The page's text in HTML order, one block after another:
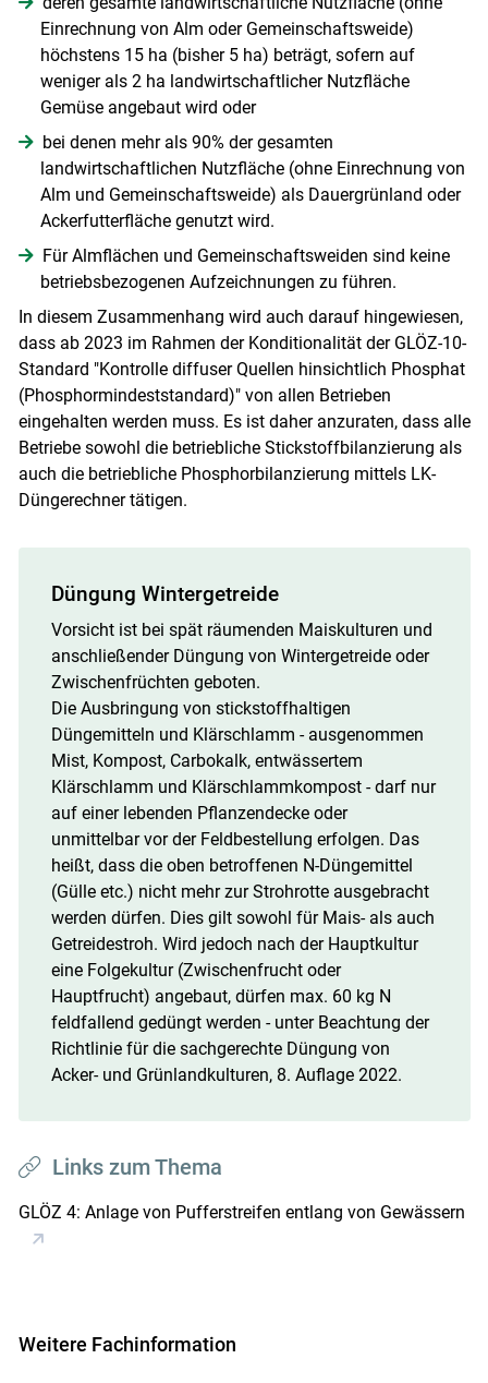
Einrechnung von Alm oder Gemeinschaftsweide)
höchstens 15 ha (bisher 5 ha) beträgt, sofern auf
weniger als 2 ha landwirtschaftlicher Nutzfläche
Gemüse angebaut wird oder
bei denen mehr als 90% der gesamten
landwirtschaftlichen Nutzfläche (ohne Einrechnung von
Alm und Gemeinschaftsweide) als Dauergrünland oder
Ackerfutterfläche genutzt wird.
Für Almflächen und Gemeinschaftsweiden sind keine
betriebsbezogenen Aufzeichnungen zu führen.
In diesem Zusammenhang wird auch darauf hingewiesen,
dass ab 2023 im Rahmen der Konditionalität der GLÖZ-10-
Standard "Kontrolle diffuser Quellen hinsichtlich Phosphat
(Phosphormindeststandard)" von allen Betrieben
eingehalten werden muss. Es ist daher anzuraten, dass alle
Betriebe sowohl die betriebliche Stickstoffbilanzierung als
auch die betriebliche Phosphorbilanzierung mittels LK-
Düngerechner tätigen.
Düngung Wintergetreide
Vorsicht ist bei spät räumenden Maiskulturen und
anschließender Düngung von Wintergetreide oder
Zwischenfrüchten geboten.
Die Ausbringung von stickstoffhaltigen
Düngemitteln und Klärschlamm - ausgenommen
Mist, Kompost, Carbokalk, entwässertem
Klärschlamm und Klärschlammkompost - darf nur
auf einer lebenden Pflanzendecke oder
unmittelbar vor der Feldbestellung erfolgen. Das
heißt, dass die oben betroffenen N-Düngemittel
(Gülle etc.) nicht mehr zur Strohrotte ausgebracht
werden dürfen. Dies gilt sowohl für Mais- als auch
Getreidestroh. Wird jedoch nach der Hauptkultur
eine Folgekultur (Zwischenfrucht oder
Hauptfrucht) angebaut, dürfen max. 60 kg N
feldfallend gedüngt werden - unter Beachtung der
Richtlinie für die sachgerechte Düngung von
Acker- und Grünlandkulturen, 8. Auflage 2022.
Links zum Thema
GLÖZ 4: Anlage von Pufferstreifen entlang von Gewässern
Weitere Fachinformation